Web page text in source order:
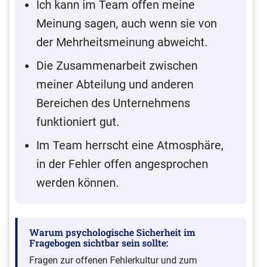
Ich kann im Team offen meine
Meinung sagen, auch wenn sie von
der Mehrheitsmeinung abweicht.
Die Zusammenarbeit zwischen
meiner Abteilung und anderen
Bereichen des Unternehmens
funktioniert gut.
Im Team herrscht eine Atmosphäre,
in der Fehler offen angesprochen
werden können.
Warum psychologische Sicherheit im
Fragebogen sichtbar sein sollte:
Fragen zur offenen Fehlerkultur und zum